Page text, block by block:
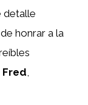
detalle
honrar a la
Fred